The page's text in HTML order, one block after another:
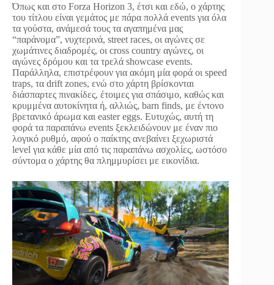
Όπως και στο Forza Horizon 3, έτσι και εδώ, ο χάρτης
του τίτλου είναι γεμάτος με πάρα πολλά events για όλα
τα γούστα, ανάμεσά τους τα αγαπημένα μας
“παράνομα”, νυχτερινά, street races, οι αγώνες σε
χωμάτινες διαδρομές, οι cross country αγώνες, οι
αγώνες δρόμου και τα τρελά showcase events.
Παράλληλα, επιστρέφουν για ακόμη μία φορά οι speed
traps, τα drift zones, ενώ στο χάρτη βρίσκονται
διάσπαρτες πινακίδες, έτοιμες για σπάσιμο, καθώς και
κρυμμένα αυτοκίνητα ή, αλλιώς, barn finds, με έντονο
βρετανικό άρωμα και easter eggs. Ευτυχώς, αυτή τη
φορά τα παραπάνω events ξεκλειδώνουν με έναν πιο
λογικό ρυθμό, αφού ο παίκτης ανεβαίνει ξεχωριστά
level για κάθε μία από τις παραπάνω ασχολίες, ωστόσο
σύντομα ο χάρτης θα πλημμυρίσει με εικονίδια.